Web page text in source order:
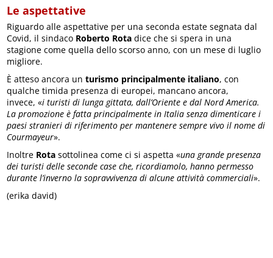
Le aspettative
Riguardo alle aspettative per una seconda estate segnata dal
Covid, il sindaco Roberto Rota dice che si spera in una
stagione come quella dello scorso anno, con un mese di luglio
migliore.
È atteso ancora unturismo principalmente italiano, con
qualche timida presenza di europei, mancano ancora,
invece, «i turisti di lunga gittata, dall’Oriente e dal Nord America.
La promozione è fatta principalmente in Italia senza dimenticare i
paesi stranieri di riferimento per mantenere sempre vivo il nome di
Courmayeur».
Inoltre Rota sottolinea come ci si aspetta «una grande presenza
dei turisti delle seconde case che, ricordiamolo, hanno permesso
durante l’inverno la sopravvivenza di alcune attività commerciali».
(erika david)